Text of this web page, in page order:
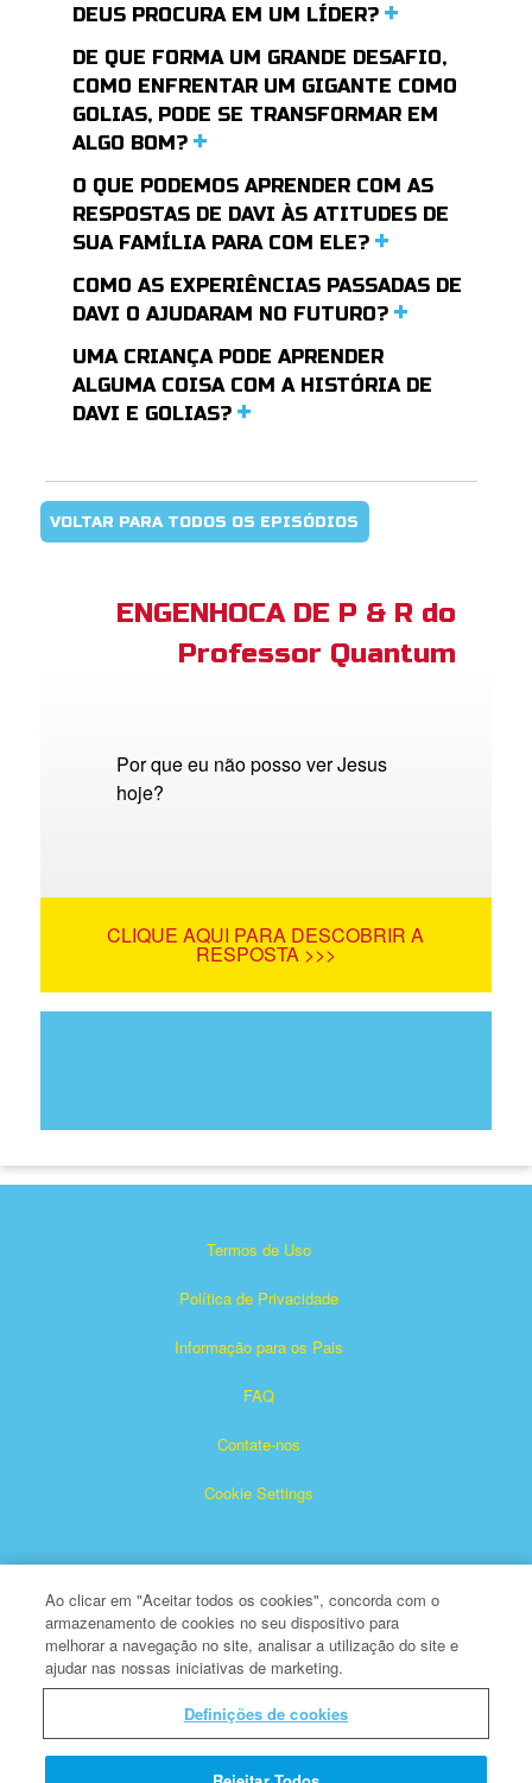
DEUS PROCURA EM UM LÍDER?
DE QUE FORMA UM GRANDE DESAFIO,
COMO ENFRENTAR UM GIGANTE COMO
GOLIAS, PODE SE TRANSFORMAR EM
ALGO BOM?
O QUE PODEMOS APRENDER COM AS
RESPOSTAS DE DAVI ÀS ATITUDES DE
SUA FAMÍLIA PARA COM ELE?
COMO AS EXPERIÊNCIAS PASSADAS DE
DAVI O AJUDARAM NO FUTURO?
UMA CRIANÇA PODE APRENDER
ALGUMA COISA COM A HISTÓRIA DE
DAVI E GOLIAS?
VOLTAR PARA TODOS OS EPISÓDIOS
ENGENHOCA DE P & R do
Professor Quantum
Por que eu não posso ver Jesus
hoje?
CLIQUE AQUI PARA DESCOBRIR A
RESPOSTA >>>
Termos de Uso
Política de Privacidade
Informação para os Pais
FAQ
Contate-nos
Cookie Settings
Superbook é marca registrada de The Christian Broadcasting
Todos os Direitos Reservados
Sobre a CBN
Ao clicar em "Aceitar todos os cookies", concorda com o
armazenamento de cookies no seu dispositivo para
melhorar a navegação no site, analisar a utilização do site e
ajudar nas nossas iniciativas de marketing.
Definições de cookies